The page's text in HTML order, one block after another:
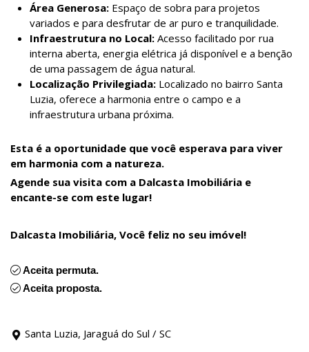
Área Generosa:Espaço de sobra para projetos
variados e para desfrutar de ar puro e tranquilidade.
Infraestrutura no Local:Acesso facilitado por rua
interna aberta, energia elétrica já disponível e a benção
de uma passagem de água natural.
Localização Privilegiada:Localizado no bairro Santa
Luzia, oferece a harmonia entre o campo e a
infraestrutura urbana próxima.
Esta é a oportunidade que você esperava para viver
em harmonia com a natureza.
Agende sua visita com a Dalcasta Imobiliária e
encante-se com este lugar!
Dalcasta Imobiliária, Você feliz no seu imóvel!
Aceita permuta.
Aceita proposta.
Santa Luzia, Jaraguá do Sul / SC